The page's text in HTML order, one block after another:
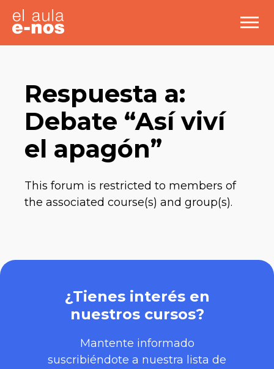
Respuesta a:
Debate “Así viví
el apagón”
This forum is restricted to members of
the associated course(s) and group(s).
¿Tienes interés en
nuestros cursos?
Mantente informado
suscribiéndote a nuestra lista de